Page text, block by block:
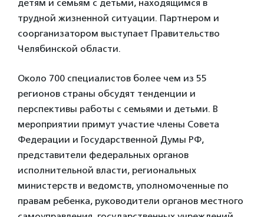
детям и семьям с детьми, находящимся в
трудной жизненной ситуации. Партнером и
соорганизатором выступает Правительство
Челябинской области.
Около 700 специалистов более чем из 55
регионов страны обсудят тенденции и
перспективы работы с семьями и детьми. В
мероприятии примут участие члены Совета
Федерации и Государственной Думы РФ,
представители федеральных органов
исполнительной власти, региональных
министерств и ведомств, уполномоченные по
правам ребенка, руководители органов местного